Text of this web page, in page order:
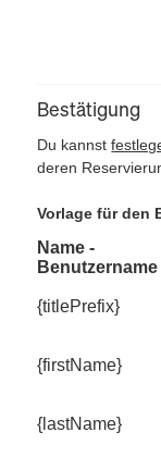
Bestätigung
Du kannst
deren
Vorlage für den
Name -
Benutzername
{titlePrefix}
{firstName}
{lastName}